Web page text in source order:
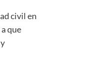
civil en
que